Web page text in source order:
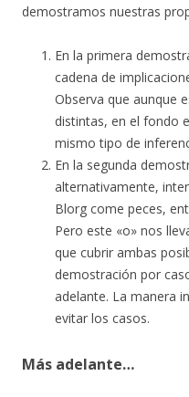
demostramos nuestras
En la primera
cadena de
Observa que aunque
distintas, en el fondo
mismo tipo de
En la segunda
alternativamente,
Blorg come peces,
Pero este «o» nos
que cubrir ambas
demostración por
adelante. La manera
evitar los casos.
Más adelante…